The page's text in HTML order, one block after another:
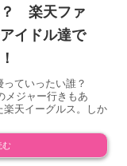
？ 楽天ファ
イドル達で
ていったい誰？
メジャー行きもあ
楽天イーグルス。しか
む